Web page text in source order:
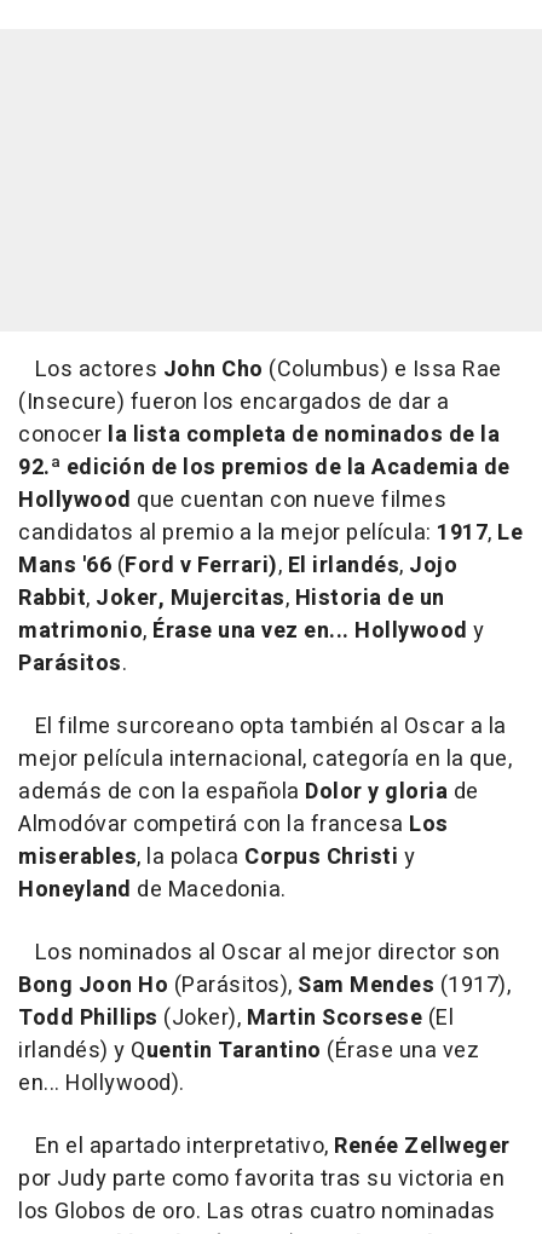
Los actores John Cho (Columbus) e Issa Rae
(Insecure) fueron los encargados de dar a
conocer la lista completa de nominados de la
92.ª edición de los premios de la Academia de
Hollywood que cuentan con nueve filmes
candidatos al premio a la mejor película: 1917, Le
Mans '66 (Ford v Ferrari), El irlandés, Jojo
Rabbit, Joker, Mujercitas, Historia de un
matrimonio, Érase una vez en... Hollywood y
Parásitos.
El filme surcoreano opta también al Oscar a la
mejor película internacional, categoría en la que,
además de con la española Dolor y gloria de
Almodóvar competirá con la francesa Los
miserables, la polaca Corpus Christi y
Honeyland de Macedonia.
Los nominados al Oscar al mejor director son
Bong Joon Ho (Parásitos), Sam Mendes (1917),
Todd Phillips (Joker), Martin Scorsese (El
irlandés) y Quentin Tarantino (Érase una vez
en... Hollywood).
En el apartado interpretativo, Renée Zellweger
por Judy parte como favorita tras su victoria en
los Globos de oro. Las otras cuatro nominadas